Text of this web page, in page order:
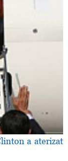
a aterizat